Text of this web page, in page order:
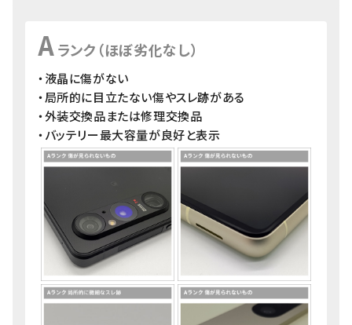
Aランク（ほぼ劣化なし）
・液晶に傷がない
・局所的に目立たない傷やスレ跡がある
・外装交換品または修理交換品
・バッテリー最大容量が良好と表示